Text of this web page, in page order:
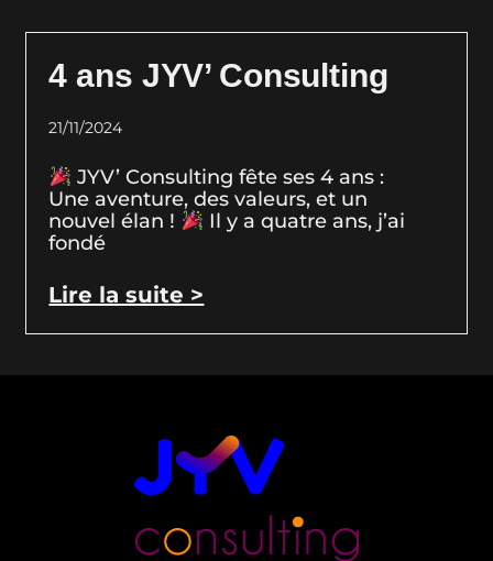
4 ans JYV’ Consulting
21/11/2024
JYV’ Consulting fête ses 4 ans :
Une aventure, des valeurs, et un
nouvel élan !
Il y a quatre ans, j’ai
fondé
Lire la suite >